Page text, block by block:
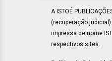
A ISTOÉ
(recuperação
impressa de nome
respectivos sites.